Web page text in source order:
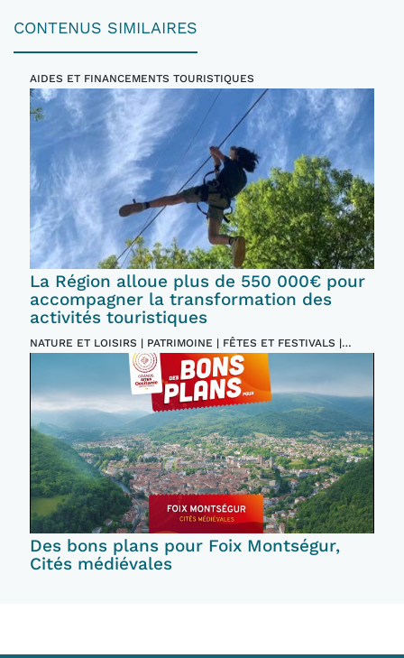
CONTENUS SIMILAIRES
AIDES ET FINANCEMENTS TOURISTIQUES
La Région alloue plus de 550 000€ pour
accompagner la transformation des
activités touristiques
NATURE ET LOISIRS | PATRIMOINE | FÊTES ET FESTIVALS |
INCONTOURNABLES
Des bons plans pour Foix Montségur,
Cités médiévales